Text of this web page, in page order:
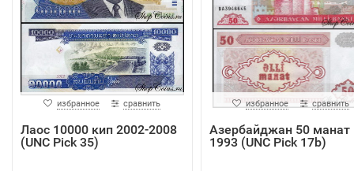
избранное сравнить
Лаос 10000 кип 2002-2008
(UNC Pick 35)
избранное сравнить
Азербайджан 50 манат
1993 (UNC Pick 17b)